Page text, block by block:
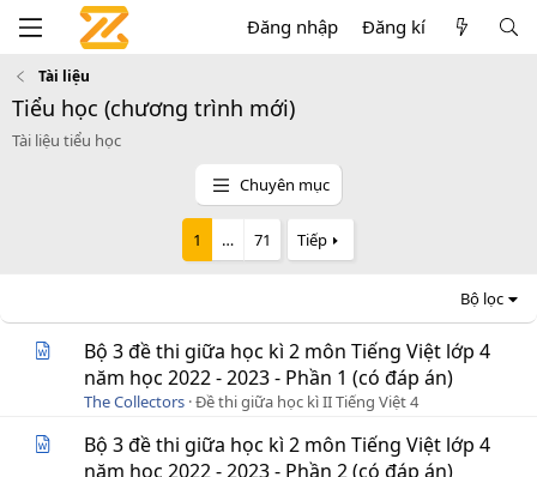
Đăng nhập Đăng kí
Tài liệu
Tiểu học (chương trình mới)
Tài liệu tiểu học
Chuyên mục
1 … 71 Tiếp
Bộ lọc
Bộ 3 đề thi giữa học kì 2 môn Tiếng Việt lớp 4
năm học 2022 - 2023 - Phần 1 (có đáp án)
The Collectors Đề thi giữa học kì II Tiếng Việt 4
Bộ 3 đề thi giữa học kì 2 môn Tiếng Việt lớp 4
năm học 2022 - 2023 - Phần 2 (có đáp án)